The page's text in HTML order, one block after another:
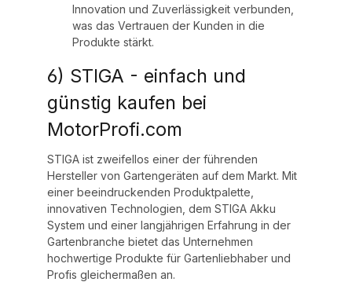
Innovation und Zuverlässigkeit verbunden,
was das Vertrauen der Kunden in die
Produkte stärkt.
6) STIGA - einfach und
günstig kaufen bei
MotorProfi.com
STIGA ist zweifellos einer der führenden
Hersteller von Gartengeräten auf dem Markt. Mit
einer beeindruckenden Produktpalette,
innovativen Technologien, dem STIGA Akku
System und einer langjährigen Erfahrung in der
Gartenbranche bietet das Unternehmen
hochwertige Produkte für Gartenliebhaber und
Profis gleichermaßen an.